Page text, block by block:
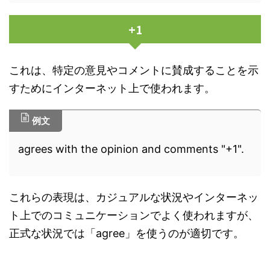
+1
これは、特定の意見やコメントに賛成することを示
すためにインターネット上で使われます。
例文
agrees with the opinion and comments "+1".
これらの表現は、カジュアルな状況やインターネッ
ト上でのコミュニケーションでよく使われますが、
正式な状況では「agree」を使うのが適切です。